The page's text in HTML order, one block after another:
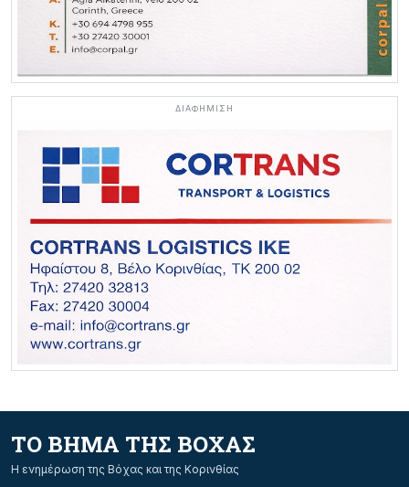
ΔΙΑΦΗΜΙΣΗ
ΤΟ ΒΗΜΑ ΤΗΣ ΒΟΧΑΣ
Η ενημέρωση της Βόχας και της Κορινθίας